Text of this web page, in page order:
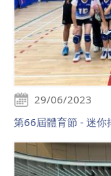
29/06/2023
第66屆體育節 - 迷你